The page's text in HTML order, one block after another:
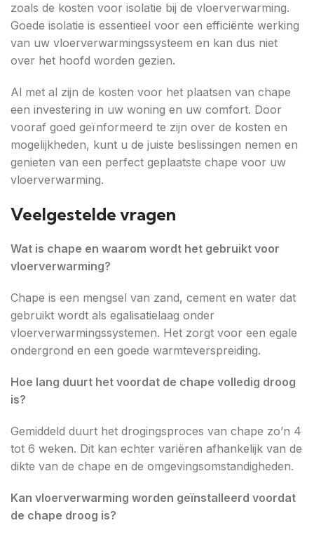
zoals de kosten voor isolatie bij de vloerverwarming.
Goede isolatie is essentieel voor een efficiënte werking
van uw vloerverwarmingssysteem en kan dus niet
over het hoofd worden gezien.
Al met al zijn de kosten voor het plaatsen van chape
een investering in uw woning en uw comfort. Door
vooraf goed geïnformeerd te zijn over de kosten en
mogelijkheden, kunt u de juiste beslissingen nemen en
genieten van een perfect geplaatste chape voor uw
vloerverwarming.
Veelgestelde vragen
Wat is chape en waarom wordt het gebruikt voor
vloerverwarming?
Chape is een mengsel van zand, cement en water dat
gebruikt wordt als egalisatielaag onder
vloerverwarmingssystemen. Het zorgt voor een egale
ondergrond en een goede warmteverspreiding.
Hoe lang duurt het voordat de chape volledig droog
is?
Gemiddeld duurt het drogingsproces van chape zo’n 4
tot 6 weken. Dit kan echter variëren afhankelijk van de
dikte van de chape en de omgevingsomstandigheden.
Kan vloerverwarming worden geïnstalleerd voordat
de chape droog is?